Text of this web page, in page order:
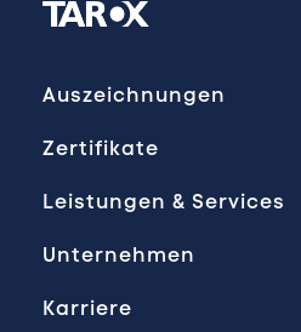
Auszeichnungen
Zertifikate
Leistungen & Services
Unternehmen
Karriere